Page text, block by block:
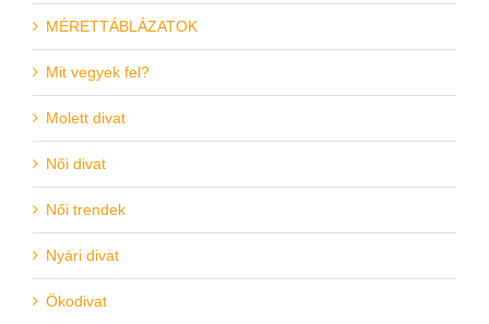
MÉRETTÁBLÁZATOK
Mit vegyek fel?
Molett divat
Női divat
Női trendek
Nyári divat
Ökodivat